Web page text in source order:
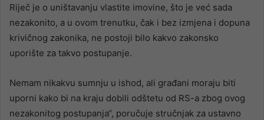
Riječ je o uništavanju vlastite imovine, što je već sada
nezakonito, a u ovom trenutku, čak i bez izmjena i dopuna
krivičnog zakonika, ne postoji bilo kakvo zakonsko
uporište za takvo postupanje.
Nemam nikakvu sumnju u ishod, ali građani moraju biti
uporni kako bi na kraju dobili odštetu od RS-a zbog ovog
nezakonitog postupanja“, poručuje stručnjak za ustavno